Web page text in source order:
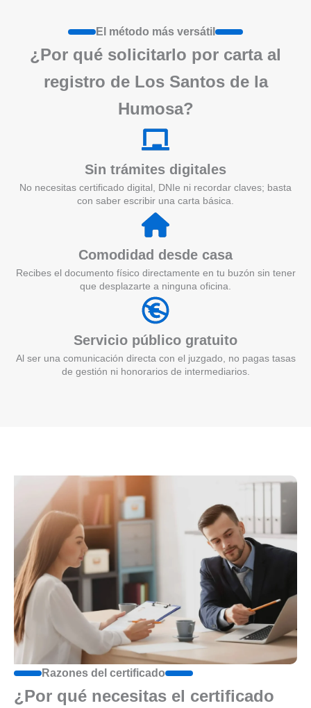
El método más versátil
¿Por qué solicitarlo por carta al
registro de Los Santos de la
Humosa?
Sin trámites digitales
No necesitas certificado digital, DNIe ni recordar claves; basta
con saber escribir una carta básica.
Comodidad desde casa
Recibes el documento físico directamente en tu buzón sin tener
que desplazarte a ninguna oficina.
Servicio público gratuito
Al ser una comunicación directa con el juzgado, no pagas tasas
de gestión ni honorarios de intermediarios.
Razones del certificado
¿Por qué necesitas el certificado